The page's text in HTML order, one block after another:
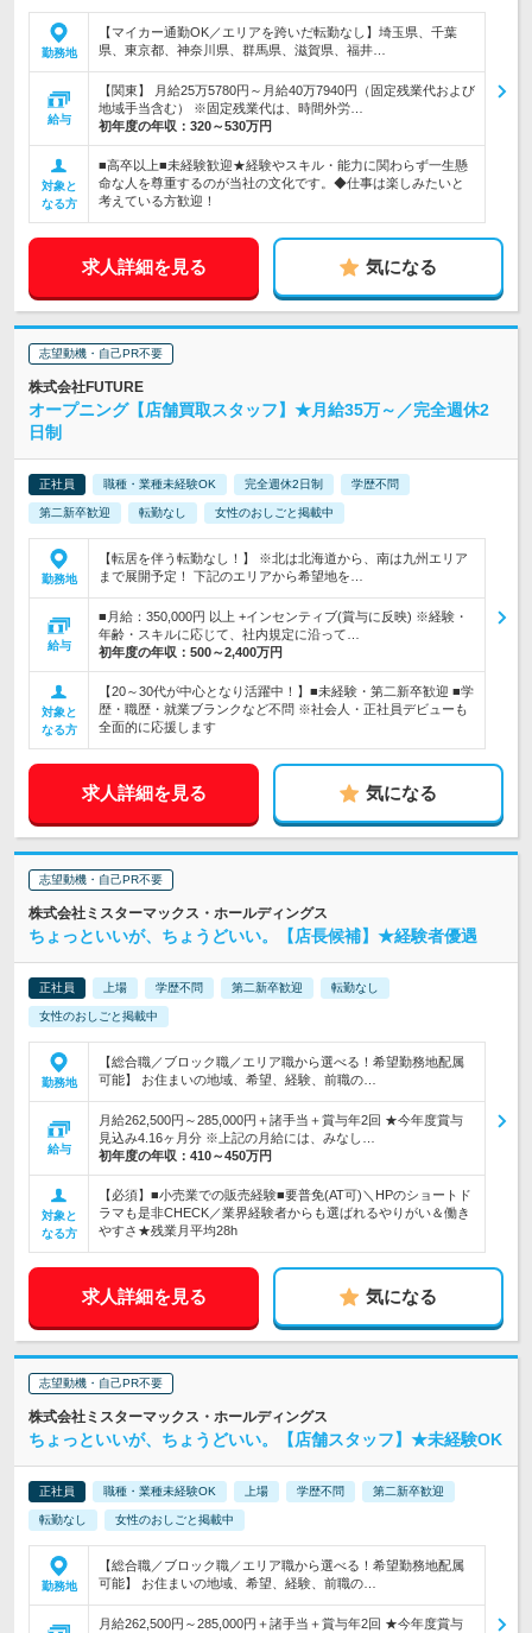
勤務地
【マイカー通勤OK／エリアを跨いだ転勤なし】埼玉県、千葉
県、東京都、神奈川県、群馬県、滋賀県、福井…
給与
【関東】 月給25万5780円～月給40万7940円（固定残業代および
地域手当含む） ※固定残業代は、時間外労…
初年度の年収： 320～530万円
対象と
なる方
■高卒以上■未経験歓迎★経験やスキル・能力に関わらず一生懸
命な人を尊重するのが当社の文化です。◆仕事は楽しみたいと
考えている方歓迎！
求人詳細を見る 気になる
志望動機・自己PR不要
株式会社FUTURE
オープニング【店舗買取スタッフ】★月給35万～／完全週休2
日制
正社員 職種・業種未経験OK 完全週休2日制 学歴不問
第二新卒歓迎 転勤なし 女性のおしごと掲載中
勤務地
【転居を伴う転勤なし！】 ※北は北海道から、南は九州エリア
まで展開予定！ 下記のエリアから希望地を…
給与
■月給：350,000円 以上 +インセンティブ(賞与に反映) ※経験・
年齢・スキルに応じて、社内規定に沿って…
初年度の年収： 500～2,400万円
対象と
なる方
【20～30代が中心となり活躍中！】■未経験・第二新卒歓迎 ■学
歴・職歴・就業ブランクなど不問 ※社会人・正社員デビューも
全面的に応援します
求人詳細を見る 気になる
志望動機・自己PR不要
株式会社ミスターマックス・ホールディングス
ちょっといいが、ちょうどいい。【店長候補】★経験者優遇
正社員 上場 学歴不問 第二新卒歓迎 転勤なし
女性のおしごと掲載中
勤務地
【総合職／ブロック職／エリア職から選べる！希望勤務地配属
可能】 お住まいの地域、希望、経験、前職の…
給与
月給262,500円～285,000円＋諸手当＋賞与年2回 ★今年度賞与
見込み4.16ヶ月分 ※上記の月給には、みなし…
初年度の年収： 410～450万円
対象と
なる方
【必須】■小売業での販売経験■要普免(AT可)＼HPのショートド
ラマも是非CHECK／業界経験者からも選ばれるやりがい＆働き
やすさ★残業月平均28h
求人詳細を見る 気になる
志望動機・自己PR不要
株式会社ミスターマックス・ホールディングス
ちょっといいが、ちょうどいい。【店舗スタッフ】★未経験OK
正社員 職種・業種未経験OK 上場 学歴不問 第二新卒歓迎
転勤なし 女性のおしごと掲載中
勤務地
【総合職／ブロック職／エリア職から選べる！希望勤務地配属
可能】 お住まいの地域、希望、経験、前職の…
月給262,500円～285,000円＋諸手当＋賞与年2回 ★今年度賞与